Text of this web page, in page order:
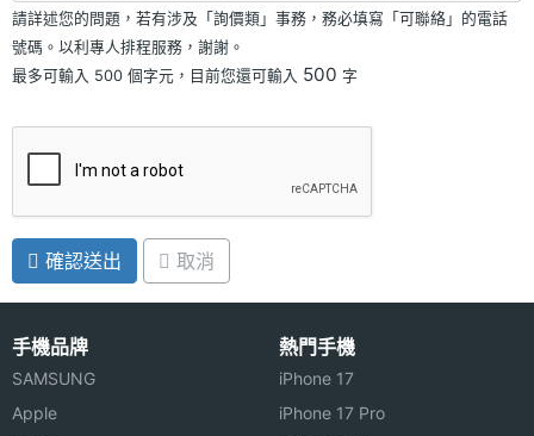
請詳述您的問題，若有涉及「詢價類」事務，務必填寫「可聯絡」的電話
號碼。以利專人排程服務，謝謝。
最多可輸入 500 個字元，目前您還可輸入 500 字
確認送出 取消
手機品牌
SAMSUNG
Apple
熱門手機
iPhone 17
iPhone 17 Pro